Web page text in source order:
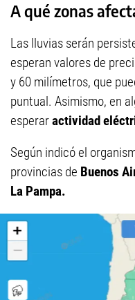
A qué zonas
Las lluvias serán
esperan valores de
y 60 milímetros, que
puntual. Asimismo, en
esperaractividad
Según indicó el
provincias de Buenos
La Pampa.